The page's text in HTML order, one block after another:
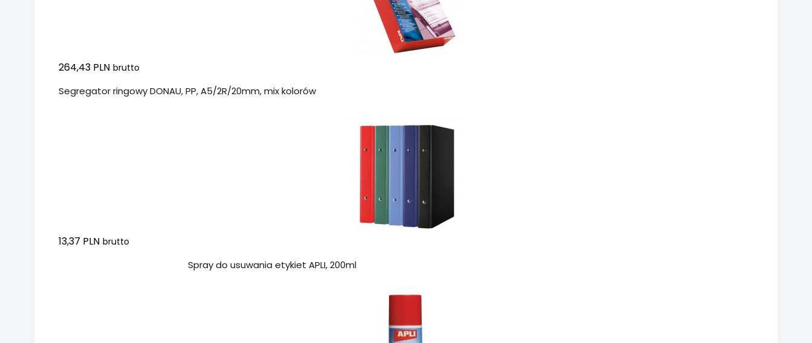
264,43 PLN brutto
Segregator ringowy DONAU, PP, A5/2R/20mm, mix kolorów
13,37 PLN brutto
Spray do usuwania etykiet APLI, 200ml